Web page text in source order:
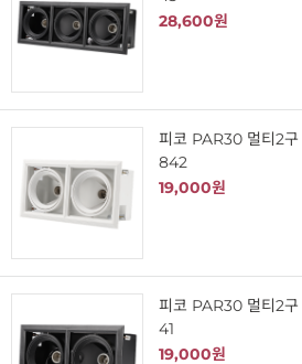
28,600원
피코 PAR30 멀티2
842
19,000원
피코 PAR30 멀티2
41
19,000원